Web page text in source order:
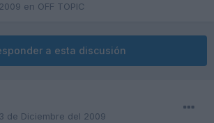
en OFF TOPIC
a esta discusión
de Diciembre del 2009